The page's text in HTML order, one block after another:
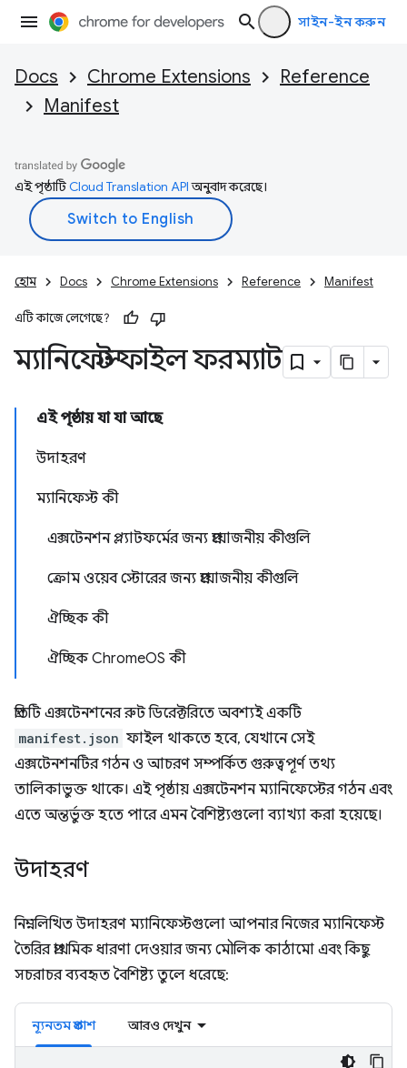
সাইন-ইন করুন
Docs Chrome Extensions
Reference
Manifest
এই পৃষ্ঠাটিCloud Translation APIঅনুবাদ করেছে।
হোম Docs Chrome Extensions Reference Manifest
এটি কাজে লেগেছে?
ম্যানিফেস্ট ফাইল ফরম্যাট
এই পৃষ্ঠায় যা যা আছে
উদাহরণ
ম্যানিফেস্ট কী
এক্সটেনশন প্ল্যাটফর্মের জন্য প্রয়োজনীয় কীগুলি
ক্রোম ওয়েব স্টোরের জন্য প্রয়োজনীয় কীগুলি
ঐচ্ছিক কী
ঐচ্ছিক ChromeOS কী
প্রতিটি এক্সটেনশনের রুট ডিরেক্টরিতে অবশ্যই একটি
manifest.json ফাইল থাকতে হবে, যেখানে সেই
এক্সটেনশনটির গঠন ও আচরণ সম্পর্কিত গুরুত্বপূর্ণ তথ্য
তালিকাভুক্ত থাকে। এই পৃষ্ঠায় এক্সটেনশন ম্যানিফেস্টের গঠন এবং
এতে অন্তর্ভুক্ত হতে পারে এমন বৈশিষ্ট্যগুলো ব্যাখ্যা করা হয়েছে।
উদাহরণ
নিম্নলিখিত উদাহরণ ম্যানিফেস্টগুলো আপনার নিজের ম্যানিফেস্ট
তৈরির প্রাথমিক ধারণা দেওয়ার জন্য মৌলিক কাঠামো এবং কিছু
সচরাচর ব্যবহৃত বৈশিষ্ট্য তুলে ধরেছে:
ন্যূনতম প্রকাশ আরও দেখুন